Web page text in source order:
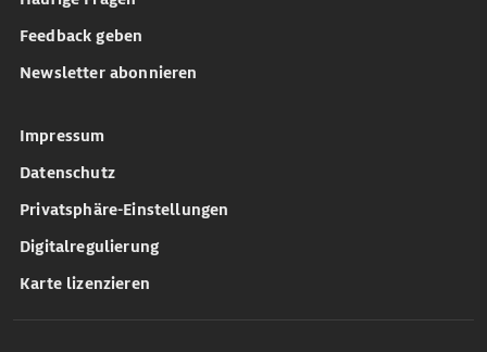
Feedback geben
Newsletter abonnieren
Impressum
Datenschutz
Privatsphäre-Einstellungen
Digitalregulierung
Karte lizenzieren